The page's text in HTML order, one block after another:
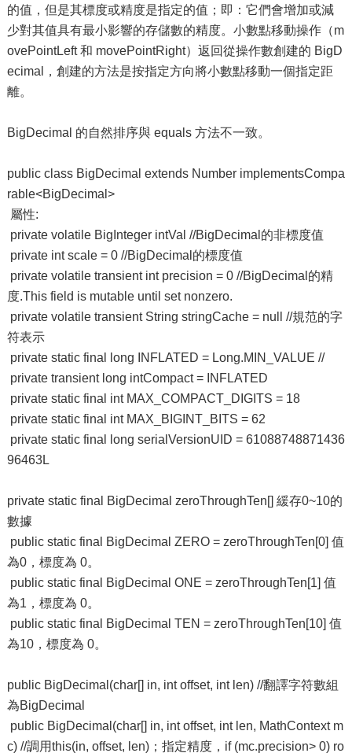
的值，但是其標度或精度是指定的值；即：它們會增加或減
少對其值具有最小影響的存儲數的精度。小數點移動操作（m
ovePointLeft 和 movePointRight）返回從操作數創建的 BigD
ecimal，創建的方法是按指定方向將小數點移動一個指定距
離。
BigDecimal 的自然排序與 equals 方法不一致。
public class BigDecimal extends Number implementsCompa
rable<BigDecimal>
屬性:
private volatile BigInteger intVal //BigDecimal的非標度值
private int scale = 0 //BigDecimal的標度值
private volatile transient int precision = 0 //BigDecimal的精
度.This field is mutable until set nonzero.
private volatile transient String stringCache = null //規范的字
符表示
private static final long INFLATED = Long.MIN_VALUE //
private transient long intCompact = INFLATED
private static final int MAX_COMPACT_DIGITS = 18
private static final int MAX_BIGINT_BITS = 62
private static final long serialVersionUID = 61088748871436
96463L
private static final BigDecimal zeroThroughTen[] 緩存0~10的
數據
public static final BigDecimal ZERO = zeroThroughTen[0] 值
為0，標度為 0。
public static final BigDecimal ONE = zeroThroughTen[1] 值
為1，標度為 0。
public static final BigDecimal TEN = zeroThroughTen[10] 值
為10，標度為 0。
public BigDecimal(char[] in, int offset, int len) //翻譯字符數組
為BigDecimal
public BigDecimal(char[] in, int offset, int len, MathContext m
c) //調用this(in, offset, len)；指定精度，if (mc.precision> 0) ro